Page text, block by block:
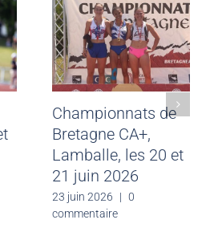
Championnats de
Bretagne CA+,
Lamballe, les 20 et
21 juin 2026
23 juin 2026 | 0
commentaire